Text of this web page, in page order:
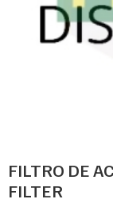
FILTRO DE
FILTER